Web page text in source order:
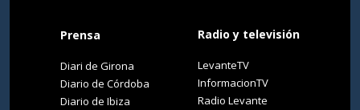
Prensa
Diari de Girona
Diario de Córdoba
Diario de Ibiza
Radio y televisión
LevanteTV
InformacionTV
Radio Levante